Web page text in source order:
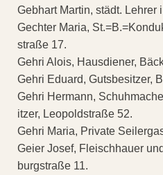
Gebhart Martin, städt. Lehrer
Gechter Maria,
straße 17.
Gehri Alois, Hausdiener,
Gehri Eduard, Gutsbesitzer,
Gehri Hermann,
itzer, Leopoldstraße 52.
Gehri Maria, Private
Geier Josef, Fleischhauer
burgstraße 11.